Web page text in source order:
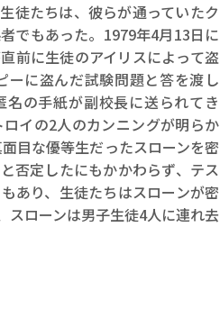
徒たちは、彼らが通っていたク
でもあった。1979年4月13日に
前に生徒のアイリスによって盗
ーに盗んだ試験問題と答を渡し
の手紙が副校長に送られてき
イの2人のカンニングが明らか
目な優等生だったスローンを密
否定したにもかかわらず、テス
あり、生徒たちはスローンが密
スローンは男子生徒4人に連れ去